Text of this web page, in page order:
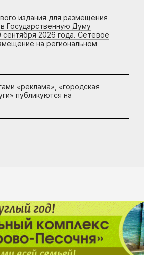
издания для размещения
Государственную Думу
2026 года. Сетевое
на региональном
«реклама», «городская
публикуются на